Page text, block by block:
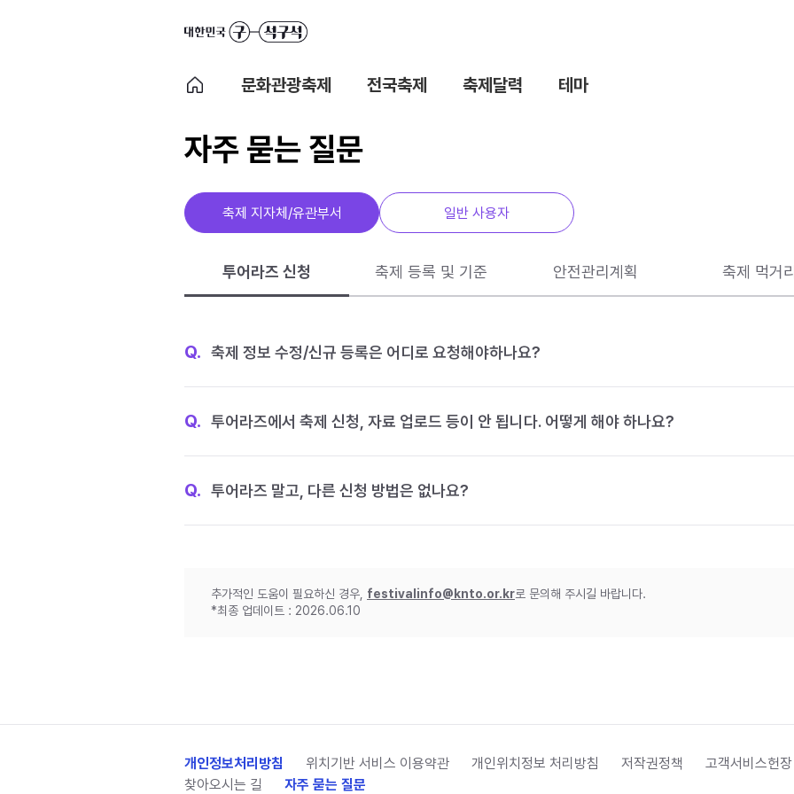
문화관광축제 전국축제 축제달력 테마
자주 묻는 질문
축제 지자체/유관부서 일반 사용자
투어라즈 신청 축제 등록 및 기준 안전관리계획 축제 먹거리
Q. 축제 정보 수정/신규 등록은 어디로 요청해야하나요?
Q. 투어라즈에서 축제 신청, 자료 업로드 등이 안 됩니다. 어떻게 해야 하나요?
Q. 투어라즈 말고, 다른 신청 방법은 없나요?
추가적인 도움이 필요하신 경우, festivalinfo@knto.or.kr로 문의해 주시길 바랍니다.
*최종 업데이트 : 2026.06.10
개인정보처리방침 위치기반 서비스 이용약관 개인위치정보 처리방침 저작권정책 고객서비스헌장
찾아오시는 길
자주 묻는 질문